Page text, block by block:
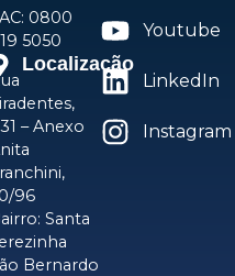
Localização
– Anexo
96
Santa
Bernardo
0800
5050
Youtube
LinkedIn
Instagram